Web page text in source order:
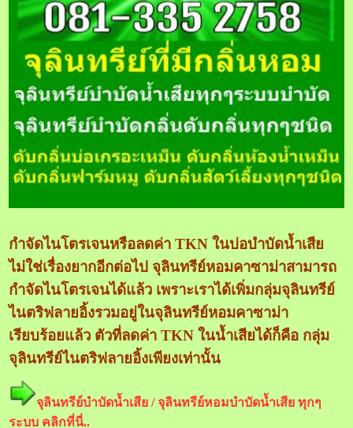
กำจัดไนโตรเจนหรือลดค่า TKN ในบ่อบำบัดน้ำเสีย
ไม่ใช่เรื่องยากอีกต่อไป จุลินทรีย์หอมคาซาม่าสามารถ
กำจัดไนโตรเจนได้แล้ว เพราะเราได้เพิ่มกลุ่มจุลินทรีย์
ไนตริฟลายอิ้งรวมอยู่ในจุลินทรีย์หอมคาซาม่า
เรียบร้อยแล้ว ตัวที่ลดค่า TKN ในน้ำเสียได้ก็คือ กลุ่ม
จุลินทรีย์ไนตริฟลายอิ้งเพียงเท่านั้น
จุลินทรีย์บำบัดน้ำเสีย /จุลินทรีย์หอมบำบัดน้ำเสีย ทุกๆ
ระบบ คลิกที่นี่..